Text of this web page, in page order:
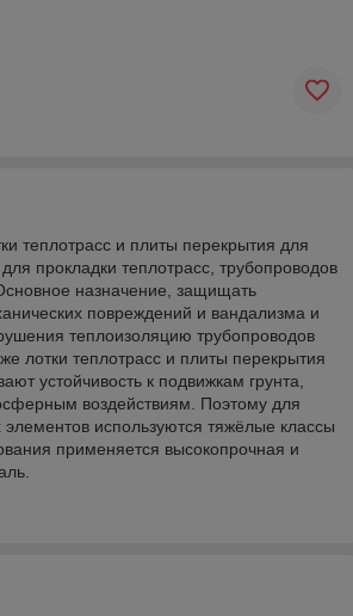
теплотрасс и плиты перекрытия для
прокладки теплотрасс, трубопроводов
назначение, защищать
повреждений и вандализма и
теплоизоляцию трубопроводов
лотки теплотрасс и плиты перекрытия
устойчивость к подвижкам грунта,
воздействиям. Поэтому для
элементов используются тяжёлые классы
применяется высокопрочная и